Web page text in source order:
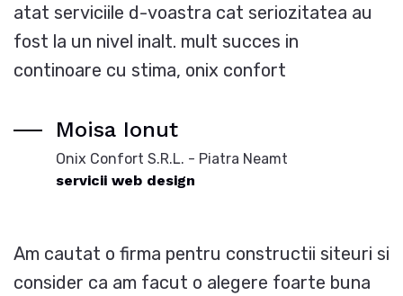
atat serviciile d-voastra cat seriozitatea au
fost la un nivel inalt. mult succes in
continoare cu stima, onix confort
Moisa Ionut
Onix Confort S.R.L. - Piatra Neamt
servicii web design
Am cautat o firma pentru constructii siteuri si
consider ca am facut o alegere foarte buna